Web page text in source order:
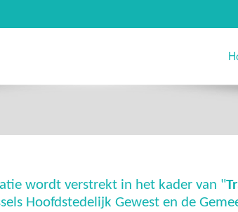
wordt verstrekt in het kader van "
Hoofdstedelijk Gewest en de